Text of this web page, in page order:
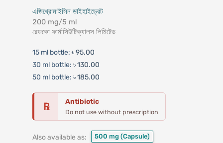
এজিথ্রোমাইসিন ডাইহাইড্রেট
200 mg/5 ml
রেফকো ফার্মাসিউটিক্যালস লিমিটেড
15 ml bottle: ৳ 95.00
30 ml bottle: ৳ 130.00
50 ml bottle: ৳ 185.00
℞ Antibiotic
Do not use without prescription
Also available as: 500 mg (Capsule)